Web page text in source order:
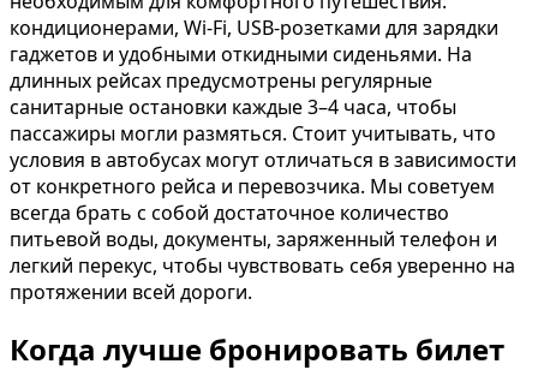
кондиционерами, Wi-Fi, USB-розетками для зарядки
гаджетов и удобными откидными сиденьями. На
длинных рейсах предусмотрены регулярные
санитарные остановки каждые 3–4 часа, чтобы
пассажиры могли размяться. Стоит учитывать, что
условия в автобусах могут отличаться в зависимости
от конкретного рейса и перевозчика. Мы советуем
всегда брать с собой достаточное количество
питьевой воды, документы, заряженный телефон и
легкий перекус, чтобы чувствовать себя уверенно на
протяжении всей дороги.
Когда лучше бронировать билет